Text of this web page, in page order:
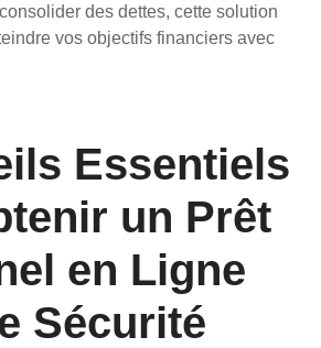
des dettes, cette solution
vos objectifs financiers avec
Essentiels
un Prêt
en Ligne
Sécurité